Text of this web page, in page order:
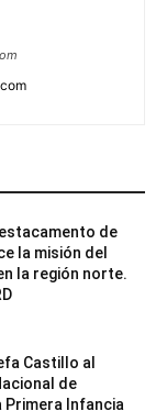
de
la misión del
la región norte.
Castillo al
de
Infancia